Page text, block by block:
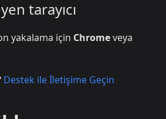
tarayıcı
yakalama için Chromeveya
Destek ile İletişime Geçin